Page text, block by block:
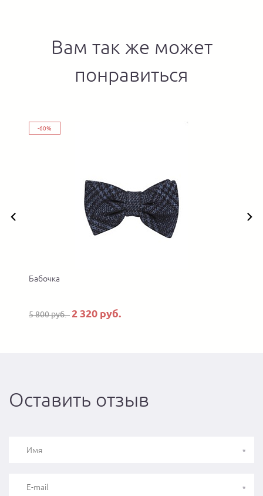
Вам так же может
понравиться
-60%
Бабочка
5 800 руб. 2 320 руб.
Оставить отзыв